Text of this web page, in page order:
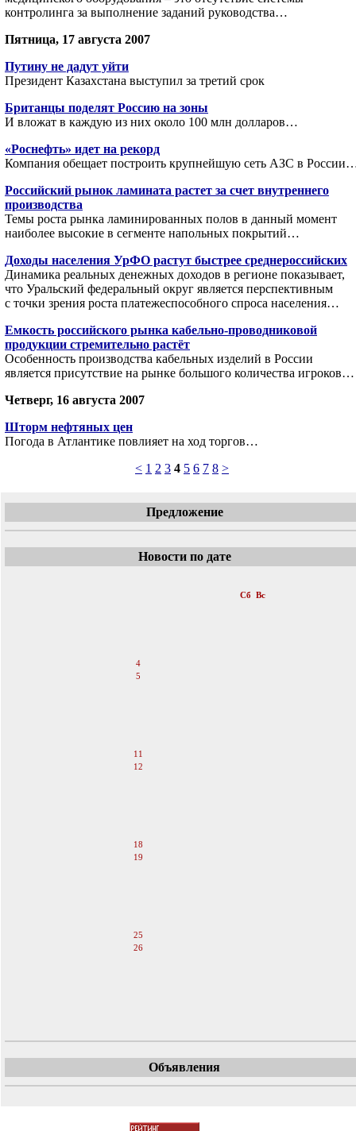
контролинга за выполнение заданий руководства…
Пятница, 17 августа 2007
Путину не дадут уйти
Президент Казахстана выступил за третий срок
Британцы поделят Россию на зоны
И вложат в каждую из них около 100 млн долларов…
«Роснефть» идет на рекорд
Компания обещает построить крупнейшую сеть АЗС в
Российский рынок ламината растет за счет внутреннего
производства
Темы роста рынка ламинированных полов в данный момент
наиболее высокие в сегменте напольных покрытий…
Доходы населения УрФО растут быстрее среднероссийских
Динамика реальных денежных доходов в регионе показывает,
что Уральский федеральный округ является перспективным
с точки зрения роста платежеспособного спроса населения…
Емкость российского рынка кабельно-проводниковой
продукции стремительно растёт
Особенность производства кабельных изделий в России
является присутствие на рынке большого количества игроков…
Четверг, 16 августа 2007
Шторм нефтяных цен
Погода в Атлантике повлияет на ход торгов…
< 1 2 3 4 5 6 7 8 >
Предложение
Новости по дате
Сб Вс
4
5
11
12
18
19
25
26
Объявления